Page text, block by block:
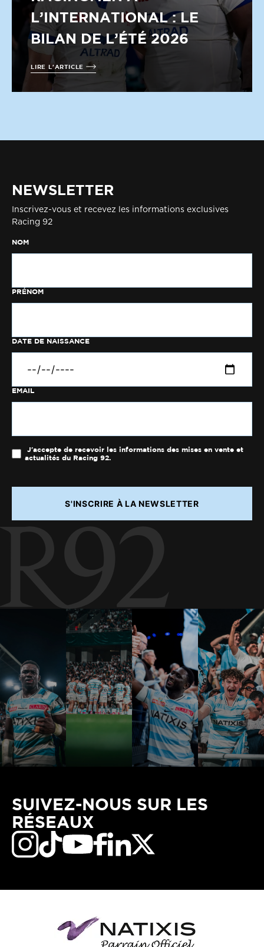
L’INTERNATIONAL : LE
BILAN DE L’ÉTÉ 2026
LIRE L'ARTICLE
NEWSLETTER
Inscrivez-vous et recevez les informations exclusives
Racing 92
NOM
PRÉNOM
DATE DE NAISSANCE
EMAIL
J'accepte de recevoir les informations des mises en vente et
actualités du Racing 92.
S'INSCRIRE À LA NEWSLETTER
SUIVEZ-NOUS SUR LES
RÉSEAUX